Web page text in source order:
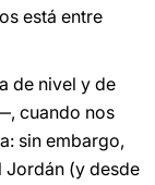
está entre
de nivel y de
cuando nos
sin embargo,
Jordán (y desde